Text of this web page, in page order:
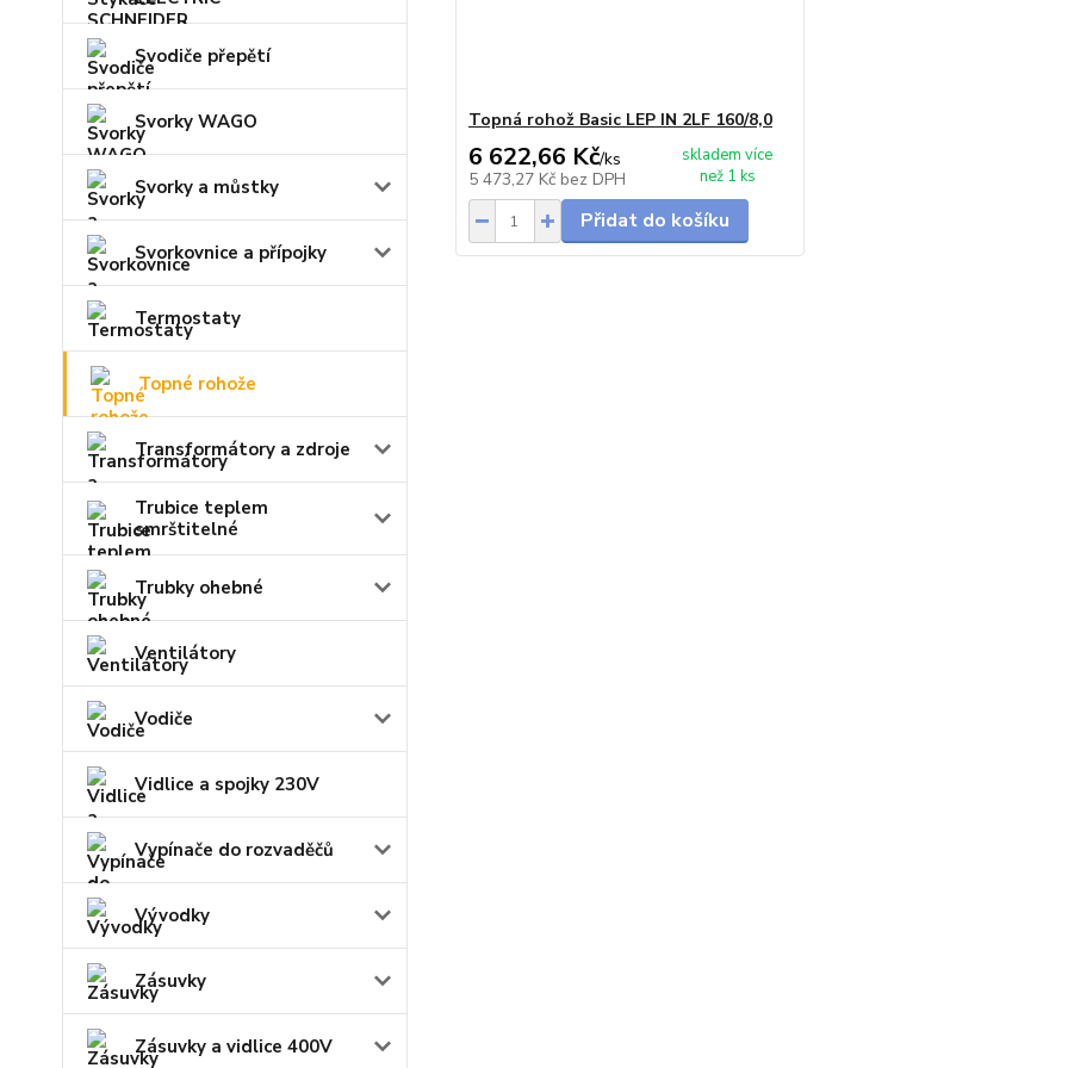
Svodiče přepětí
Svorky WAGO
Svorky a můstky
Svorkovnice a přípojky
Termostaty
Topné rohože
Transformátory a zdroje
Trubice teplem
smrštitelné
Trubky ohebné
Ventilátory
Vodiče
Vidlice a spojky 230V
Vypínače do rozvaděčů
Vývodky
Zásuvky
Zásuvky a vidlice 400V
Topná rohož Basic LEP IN 2LF 160/8,0
6 622,66 Kč/ks
5 473,27 Kč bez DPH
skladem více
než 1 ks
Přidat do košíku